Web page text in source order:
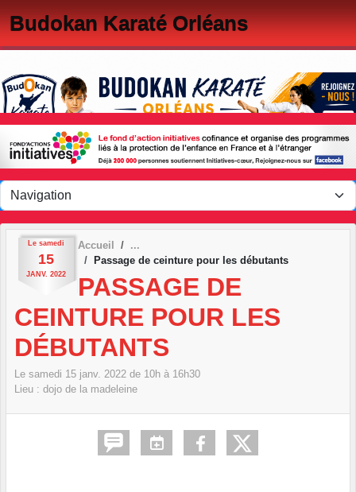
Budokan Karaté Orléans
Le samedi
15
JANV. 2022
Accueil
Passage de ceinture pour les débutants
PASSAGE DE
CEINTURE POUR LES
DÉBUTANTS
Le samedi 15 janv. 2022 de 10h à 16h30
Lieu : dojo de la madeleine